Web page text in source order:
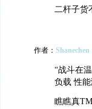
二杆子货
作者： Shanechen
“战斗在
负载 性能
瞧瞧真